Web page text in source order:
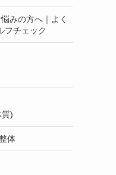
みの方へ｜よく
フチェック
)
体